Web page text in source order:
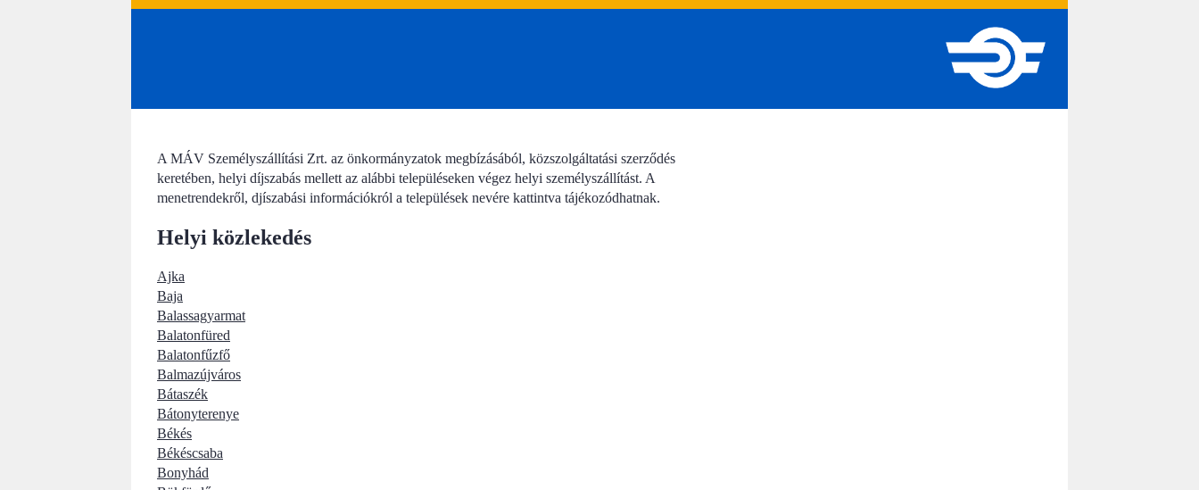
A MÁV Személyszállítási Zrt. az önkormányzatok megbízásából, közszolgáltatási szerződés
keretében, helyi díjszabás mellett az alábbi településeken végez helyi személyszállítást. A
menetrendekről, djíszabási információkról a települések nevére kattintva tájékozódhatnak.
Helyi közlekedés
Ajka
Baja
Balassagyarmat
Balatonfüred
Balatonfűzfő
Balmazújváros
Bátaszék
Bátonyterenye
Békés
Békéscsaba
Bonyhád